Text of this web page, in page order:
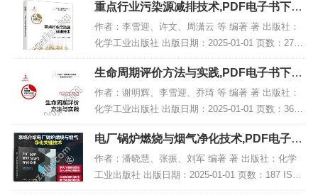
MB [高清扫描版P...
重点行业污染源减排技术,PDF电子书下载,
网盘资源
作者：李雪迎、许文、周潇云 等 编著 著 出版社：
化学工业出版社 出版日期：2025-01-01 页数：278 I
SBN：9787122458193 电子书大小：210MB [高清
扫描版PDF...
生命周期评价方法与实践,PDF电子书下载,
网盘资源
作者：谢明辉、李雪迎、乔琦 等 编著 著 出版社：
化学工业出版社 出版日期：2025-01-01 页数：365 I
SBN：9787122428387 电子书大小：215MB [高清
扫描版PDF...
电厂锅炉燃烧与烟气净化技术,PDF电子书
网盘下载
作者：潘晓慧、张振、刘军 编著 著 出版社：化学
工业出版社 出版日期：2025-01-01 页数：187 ISB
N：9787122463708 电子书大小：248MB [高清扫描